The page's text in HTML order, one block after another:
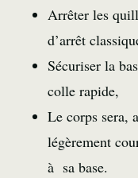
Arrêter les
d’arrêt
Sécuriser la
colle rapide,
Le corps sera,
légèrement
à sa base.